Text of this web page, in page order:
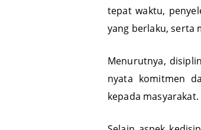
tepat waktu,
yang berlaku, serta
Menurutnya,
nyata komitmen
kepada masyarakat.